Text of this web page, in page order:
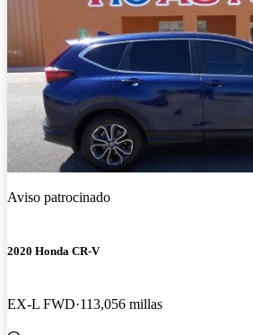
Aviso patrocinado
2020 Honda CR-V
EX-L FWD 113,056 millas